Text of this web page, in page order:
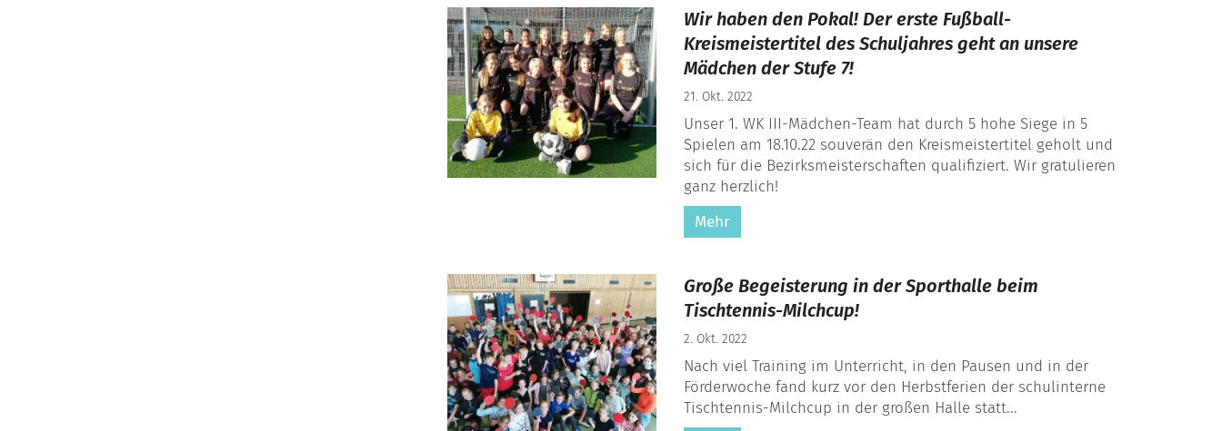
Wir haben den Pokal! Der erste Fußball-
Kreismeistertitel des Schuljahres geht an unsere
Mädchen der Stufe 7!
21. Okt. 2022
Unser 1. WK III-Mädchen-Team hat durch 5 hohe Siege in 5
Spielen am 18.10.22 souverän den Kreismeistertitel geholt und
sich für die Bezirksmeisterschaften qualifiziert. Wir gratulieren
ganz herzlich!
Mehr
Große Begeisterung in der Sporthalle beim
Tischtennis-Milchcup!
2. Okt. 2022
Nach viel Training im Unterricht, in den Pausen und in der
Förderwoche fand kurz vor den Herbstferien der schulinterne
Tischtennis-Milchcup in der großen Halle statt...